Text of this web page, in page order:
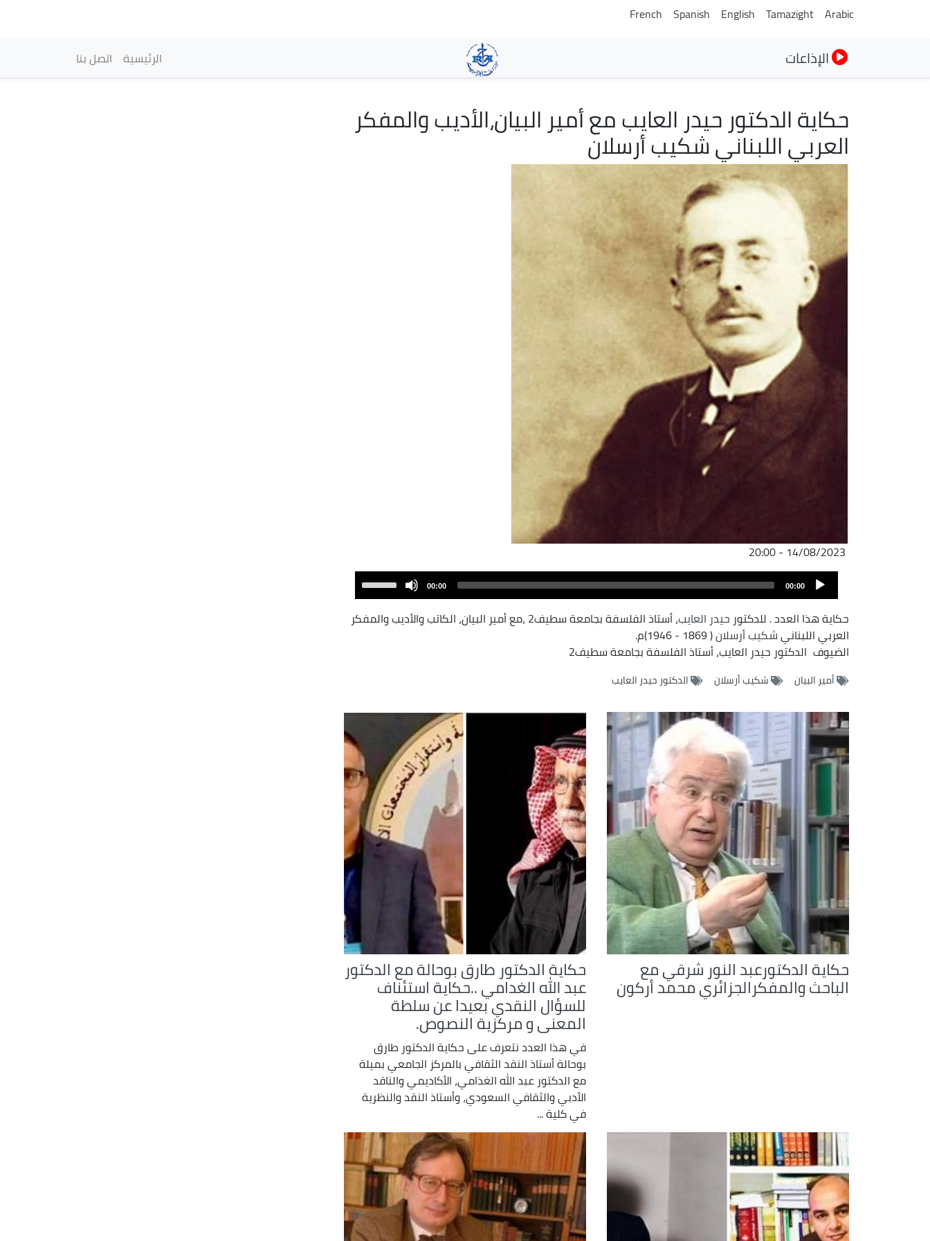
Arabic
Tamazight
English
Spanish
French
الإذاعات principale
الرئيسية اتصل بنا
حكاية الدكتور حيدر العايب مع أمير البيان،الأديب والمفكر
العربي اللبناني شكيب أرسلان
14/08/2023 - 20:00
Audio
Player
00:00
00:00
Arrow
keys
volume.
حكاية هذا العدد . للدكتور حيدر العايب
، أستاذ الفلسفة بجامعة سطيف2 ،مع أمير البيان، الكاتب والأديب والمفكر
العربي اللبنانيشكيب أرسلان( 1869 - 1946)م.
الضيوف الدكتور حيدر العايب، أستاذ الفلسفة بجامعة سطيف2
أمير البيان شكيب أرسلان الدكتور حيدر العايب
حكاية الدكتورعبد النور شرقي مع
الباحث والمفكرالجزائري محمد أركون
حكاية الدكتور طارق بوحالة مع الدكتور
عبد الله الغدامي ..حكاية استئناف
للسؤال النقدي بعيدا عن سلطة
المعنى و مركزية النصوص.
في هذا العدد نتعرف على حكاية الدكتور طارق
بوحالة أستاذ النقد الثقافي بالمركز الجامعي بميلة
مع الدكتور عبد الله الغذامي، الأكاديمي والناقد
الأدبي والثقافي السعودي، وأستاذ النقد والنظرية
في كلية ...